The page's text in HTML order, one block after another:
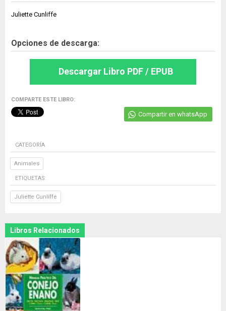
Juliette Cunliffe
Opciones de descarga:
Descargar Libro PDF / EPUB
COMPARTE ESTE LIBRO:
Compartir en whatsApp
CATEGORÍA
Animales
ETIQUETAS:
Juliette Cunliffe
Libros Relacionados